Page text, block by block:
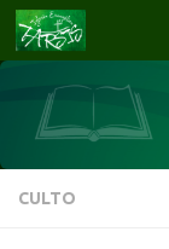
Saltar al
CULTO